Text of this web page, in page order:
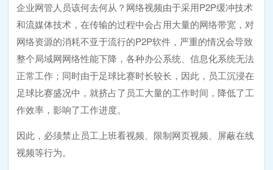
企业网管人员该何去何从？网络视频由于采用P2P缓冲技术
和流媒体技术，在传输的过程中会占用大量的网络带宽，对
网络资源的消耗不亚于流行的P2P软件，严重的情况会导致
整个局域网网络性能下降，各种办公系统、信息化系统无法
正常工作；同时由于足球比赛时长较长，因此，员工沉浸在
足球比赛盛况中，就挤占了员工大量的工作时间，降低了工
作效率，影响了工作进度。
因此，必须禁止员工上班看视频、限制网页视频、屏蔽在线
视频等行为。